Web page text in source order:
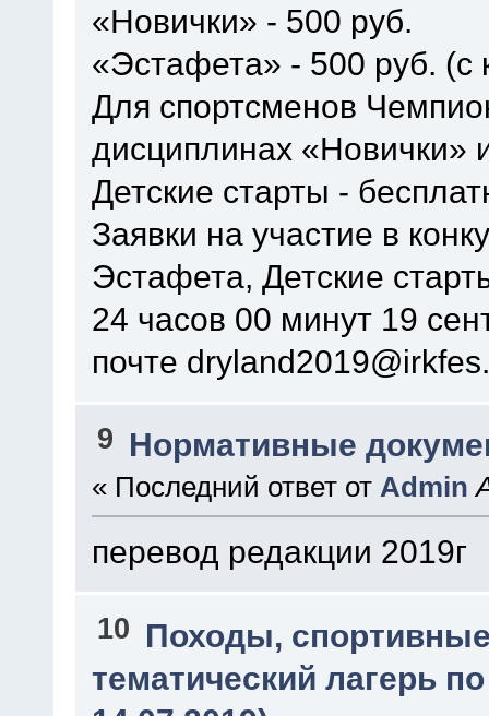
«Новички» - 500 руб.
«Эстафета» - 500 руб. (с
Для спортсменов
дисциплинах «Новички»
Детские старты -
Заявки на участие в
Эстафета, Детские
24 часов 00 минут 19
почте
9 Нормативные
« Последний ответ от Admin
перевод редакции 2019г
10 Походы,
тематический лагерь